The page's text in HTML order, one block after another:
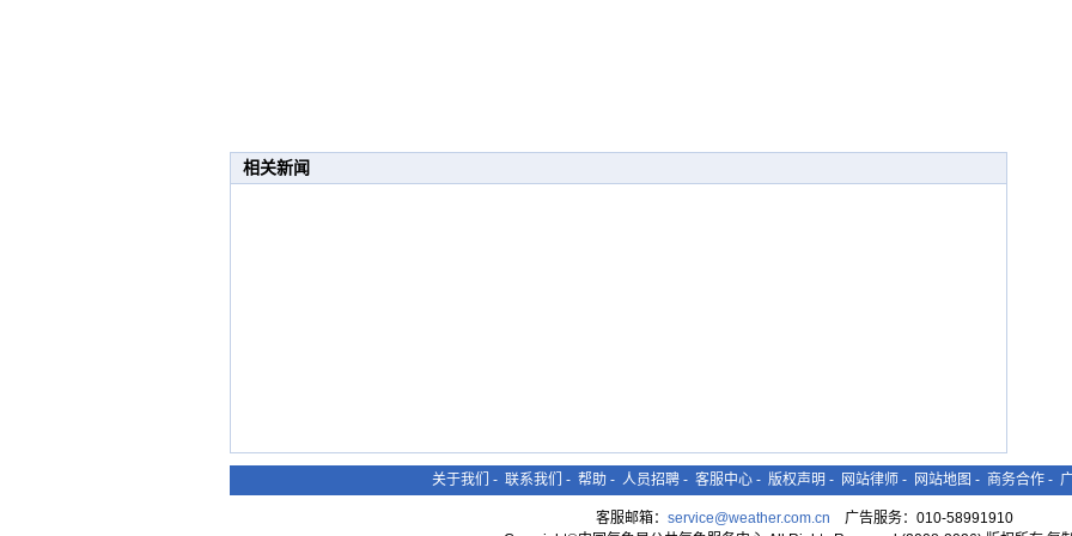
相关新闻
关于我们 - 联系我们 - 帮助 - 人员招聘 - 客服中心 - 版权声明 - 网站律师 - 网站地图 - 商务合作 -
客服邮箱： service@weather.com.cn 广告服务：010-58991910